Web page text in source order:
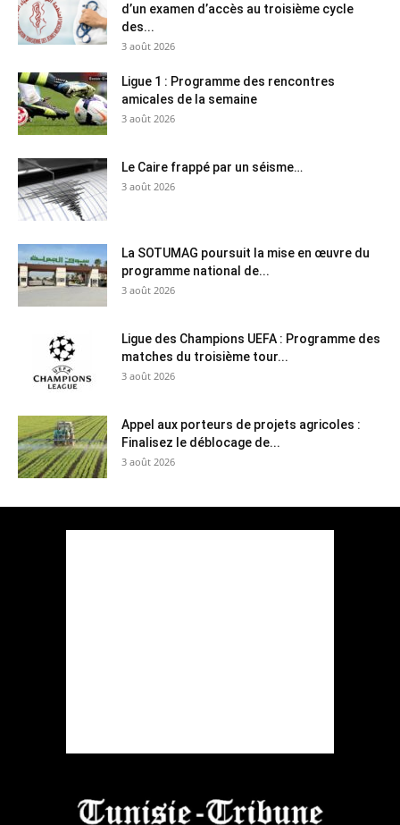
d’un examen d’accès au troisième cycle
des...
3 août 2026
Ligue 1 : Programme des rencontres
amicales de la semaine
3 août 2026
Le Caire frappé par un séisme…
3 août 2026
La SOTUMAG poursuit la mise en œuvre du
programme national de...
3 août 2026
Ligue des Champions UEFA : Programme des
matches du troisième tour...
3 août 2026
Appel aux porteurs de projets agricoles :
Finalisez le déblocage de...
3 août 2026